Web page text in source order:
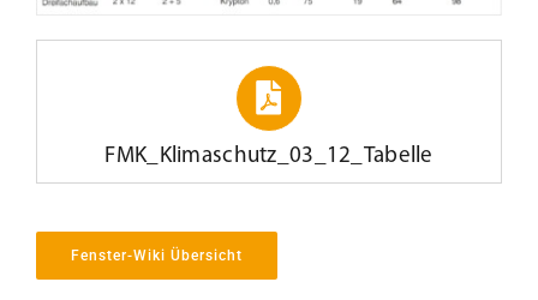
FMK_Klimaschutz_03_12_Tabelle
Fenster-Wiki Übersicht